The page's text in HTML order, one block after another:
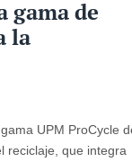
gama de
la
UPM ProCycle
reciclaje, que integra